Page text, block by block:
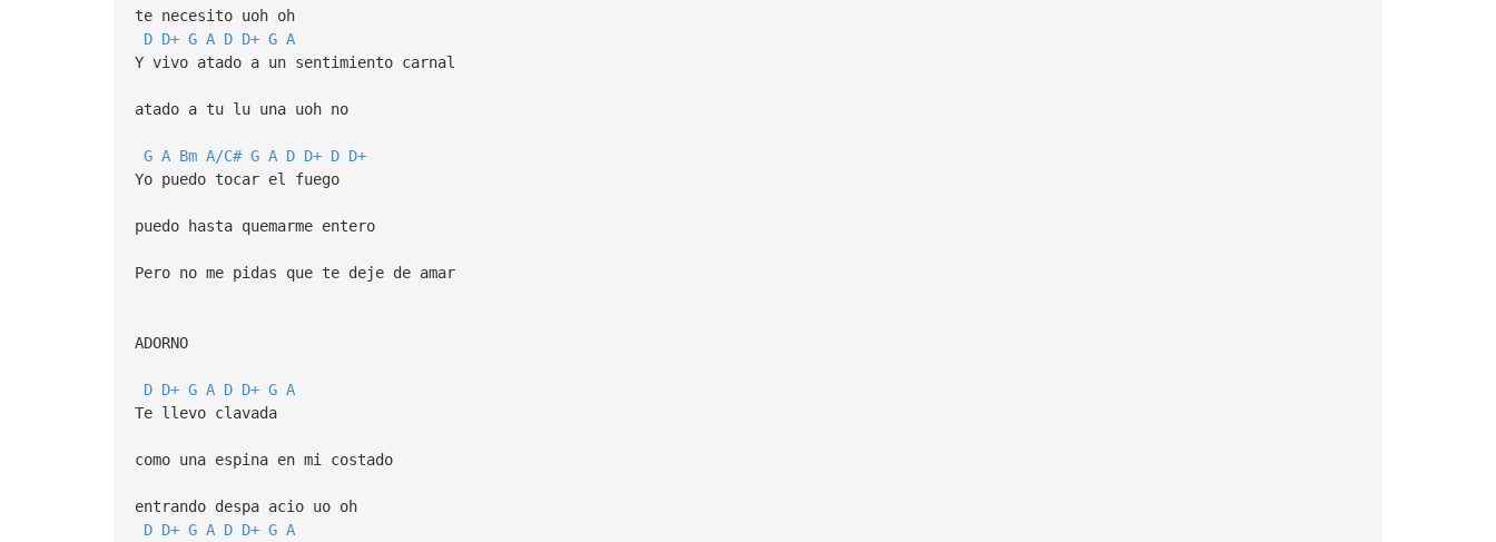
te necesito uoh oh
D D+ G A D D+ G A
Y vivo atado a un sentimiento carnal
atado a tu lu una uoh no
G A Bm A/C# G A D D+ D D+
Yo puedo tocar el fuego
puedo hasta quemarme entero
Pero no me pidas que te deje de amar
ADORNO
D D+ G A D D+ G A
Te llevo clavada
como una espina en mi costado
entrando despa acio uo oh
D D+ G A D D+ G A